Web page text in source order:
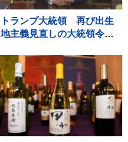
トランプ大統領 再び出生
地主義見直しの大統領令に
禁止 法廷闘争は必至